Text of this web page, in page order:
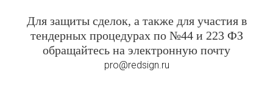
Для защиты сделок, а также для участия в
тендерных процедурах по №44 и 223 ФЗ
обращайтесь на электронную почту
pro@redsign.ru